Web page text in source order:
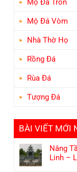
Mộ Đá Tròn
Mộ Đá Vòm
Nhà Thờ Họ
Rồng Đá
Rùa Đá
Tượng Đá
BÀI VIẾT MỚI
Nâng
Linh –